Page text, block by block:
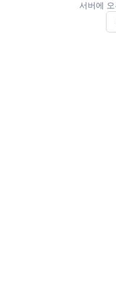
서버에